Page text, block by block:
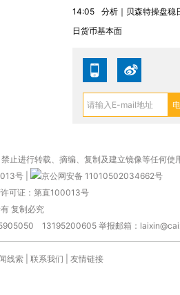
14:05
分析｜贝森特操盘稳
日货币基本面
止进行转载、摘编、复制及建立镜像等任何使用
号
京公网安备 11010502034662号
可证：第直100013号
复制必究
13195200605 举报邮箱：
线索 联系我们 友情链接